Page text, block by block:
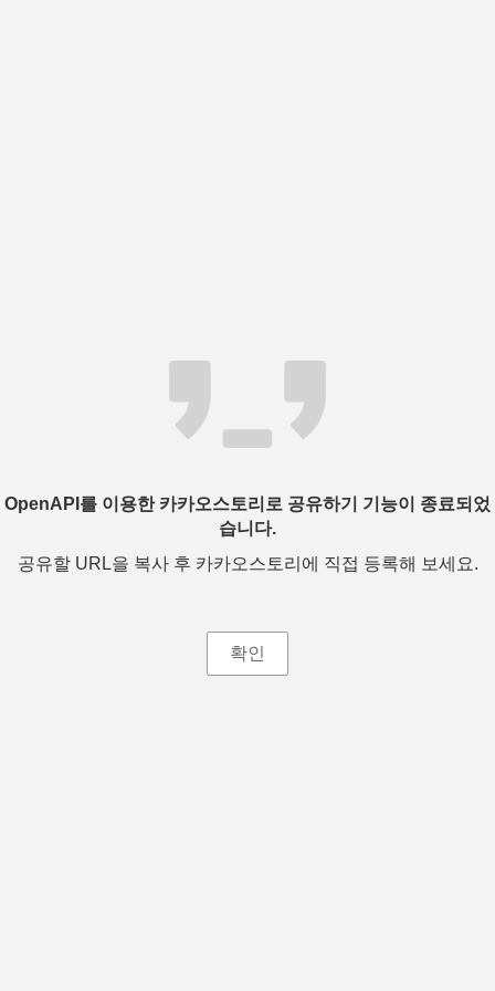
OpenAPI를 이용한 카카오스토리로 공유하기 기능이 종료되었
습니다.
공유할 URL을 복사 후 카카오스토리에 직접 등록해 보세요.
확인